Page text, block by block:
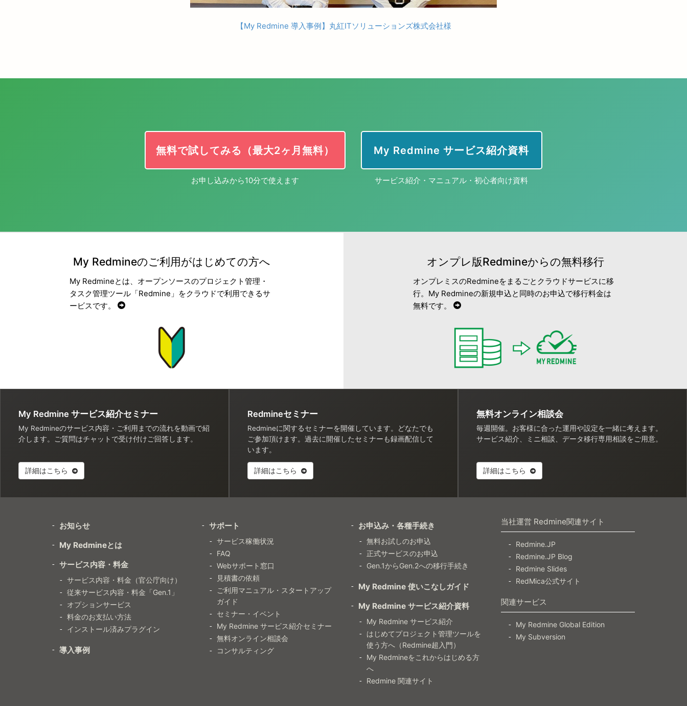
【My Redmine 導入事例】丸紅ITソリューションズ株式会社様
無料で試してみる（最大2ヶ月無料）
お申し込みから10分で使えます
My Redmine サービス紹介資料
サービス紹介・マニュアル・初心者向け資料
My Redmineのご利用がはじめての方へ
My Redmineとは、オープンソースのプロジェクト管理・
タスク管理ツール「Redmine」をクラウドで利用できるサ
ービスです。
オンプレ版Redmineからの無料移行
オンプレミスのRedmineをまるごとクラウドサービスに移
行。My Redmineの新規申込と同時のお申込で移行料金は
無料です。
My Redmine サービス紹介セミナー
My Redmineのサービス内容・ご利用までの流れを動画で紹
介します。ご質問はチャットで受け付けご回答します。
詳細はこちら
Redmineセミナー
Redmineに関するセミナーを開催しています。どなたでも
ご参加頂けます。過去に開催したセミナーも録画配信して
います。
詳細はこちら
無料オンライン相談会
毎週開催。お客様に合った運用や設定を一緒に考えます。
サービス紹介、ミニ相談、データ移行専用相談をご用意。
詳細はこちら
お知らせ
My Redmineとは
サービス内容・料金
サービス内容・料金（官公庁向け）
従来サービス内容・料金「Gen.1」
オプションサービス
料金のお支払い方法
インストール済みプラグイン
導入事例
サポート
サービス稼働状況
FAQ
Webサポート窓口
見積書の依頼
ご利用マニュアル・スタートアップ
ガイド
セミナー・イベント
My Redmine サービス紹介セミナー
無料オンライン相談会
コンサルティング
お申込み・各種手続き
無料お試しのお申込
正式サービスのお申込
Gen.1からGen.2への移行手続き
My Redmine 使いこなしガイド
My Redmine サービス紹介資料
My Redmine サービス紹介
はじめてプロジェクト管理ツールを
使う方へ（Redmine超入門）
My Redmineをこれからはじめる方
へ
Redmine 関連サイト
当社運営 Redmine関連サイト
Redmine.JP
Redmine.JP Blog
Redmine Slides
RedMica公式サイト
関連サービス
My Redmine Global Edition
My Subversion